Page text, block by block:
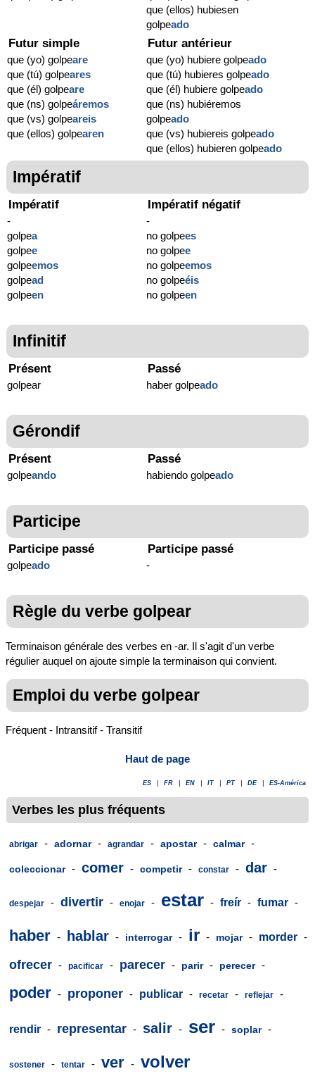
que (ellos) hubiesen
golpeado
Futur simple
que (yo) golpeare
que (tú) golpeares
que (él) golpeare
que (ns) golpeáremos
que (vs) golpeareis
que (ellos) golpearen
Futur antérieur
que (yo) hubiere golpeado
que (tú) hubieres golpeado
que (él) hubiere golpeado
que (ns) hubiéremos
golpeado
que (vs) hubiereis golpeado
que (ellos) hubieren golpeado
Impératif
Impératif
-
golpea
golpee
golpeemos
golpead
golpeen
Impératif négatif
-
no golpees
no golpee
no golpeemos
no golpeéis
no golpeen
Infinitif
Présent
golpear
Passé
haber golpeado
Gérondif
Présent
golpeando
Passé
habiendo golpeado
Participe
Participe passé
golpeado
Participe passé
-
Règle du verbe golpear
Terminaison générale des verbes en -ar. Il s'agit d'un verbe
régulier auquel on ajoute simple la terminaison qui convient.
Emploi du verbe golpear
Fréquent - Intransitif - Transitif
Haut de page
ES FR EN IT PT DE ES-América
Verbes les plus fréquents
abrigar - adornar - agrandar - apostar - calmar -
coleccionar - comer - competir - constar - dar -
despejar - divertir - enojar - estar - freír - fumar -
haber - hablar - interrogar - ir - mojar - morder -
ofrecer - pacificar - parecer - parir - perecer -
poder - proponer - publicar - recetar - reflejar -
rendir - representar - salir - ser - soplar -
sostener - tentar - ver - volver